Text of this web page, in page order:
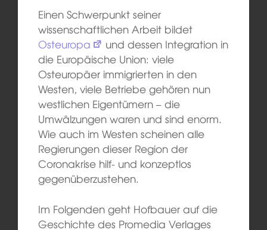
Einen Schwerpunkt seiner
wissenschaftlichen Arbeit bildet
Osteuropa
und dessen Integration in
die Europäische Union: viele
Osteuropäer immigrierten in den
Westen, viele Betriebe gehören nun
westlichen Eigentümern – die
Umwälzungen waren und sind enorm.
Wie auch im Westen scheinen alle
Regierungen dieser Region der
Coronakrise hilf- und konzeptlos
gegenüberzustehen.
Im Folgenden geht Hofbauer auf die
Geschichte des Promedia Verlages